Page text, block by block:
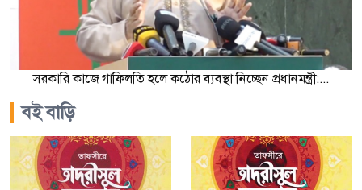
সরকারি কাজে গাফিলতি হলে কঠোর ব্যবস্থা নিচ্ছেন প্রধানমন্ত্রী:...
বই বাড়ি